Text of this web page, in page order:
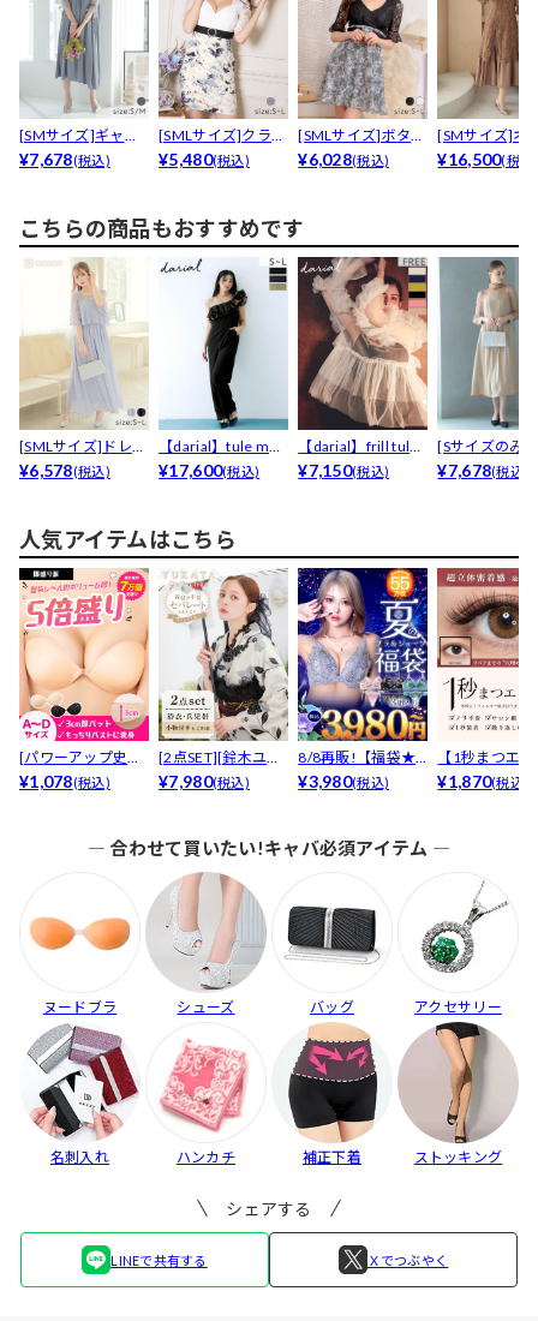
[SMサイズ]ギャザ
ーバックリボンラ
¥7,678(税込)
[SMLサイズ]クラシ
カルフラワーベル...
¥5,480(税込)
[SMLサイズ]ボタニ
カルレースベルト...
¥6,028(税込)
[SMサイズ]オ
ンジーフラワ
¥16,500(税込)
こちらの商品もおすすめです
[SMLサイズ]ドレー
プシフォンフラワ...
¥6,578(税込)
【darial】tule moti
f ...
¥17,600(税込)
【darial】frill tule
...
¥7,150(税込)
[Sサイズのみ]
ーハイネック
¥7,678(税込)
人気アイテムはこちら
[パワーアップ史上
最強5倍盛りアップ
¥1,078(税込)
[2点SET][鈴木ユリ
ア(baby)...
¥7,980(税込)
8/8再販!【福袋★
ブラセット3点
¥3,980(税込)
【1秒まつエ
リュームタイ
¥1,870(税込)
― 合わせて買いたい!キャバ必須アイテム ―
ヌードブラ シューズ バッグ アクセサリー
名刺入れ ハンカチ 補正下着 ストッキング
シェアする
LINEで共有する Ｘでつぶやく